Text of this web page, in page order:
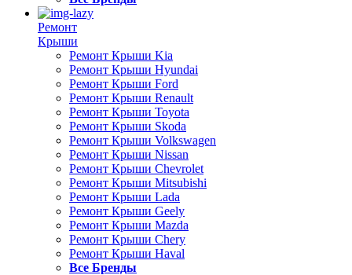
Ремонт
Крыши
Ремонт Крыши Kia
Ремонт Крыши Hyundai
Ремонт Крыши Ford
Ремонт Крыши Renault
Ремонт Крыши Toyota
Ремонт Крыши Skoda
Ремонт Крыши Volkswagen
Ремонт Крыши Nissan
Ремонт Крыши Chevrolet
Ремонт Крыши Mitsubishi
Ремонт Крыши Lada
Ремонт Крыши Geely
Ремонт Крыши Mazda
Ремонт Крыши Chery
Ремонт Крыши Haval
Все Бренды